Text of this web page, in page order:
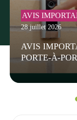
AVIS
28 juillet 2026
AVIS
PORTE-À-